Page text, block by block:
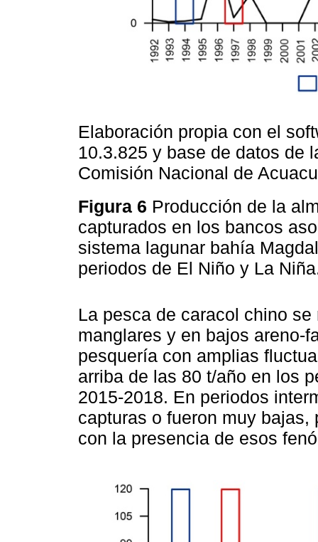
Elaboración propia con el
10.3.825 y base de datos de
Comisión Nacional de
Figura 6 Producción de la
capturados en los bancos
sistema lagunar bahía
periodos de El Niño y La
La pesca de caracol chino
manglares y en bajos areno-
pesquería con amplias
arriba de las 80 t/año en los
2015-2018. En periodos
capturas o fueron muy
con la presencia de esos